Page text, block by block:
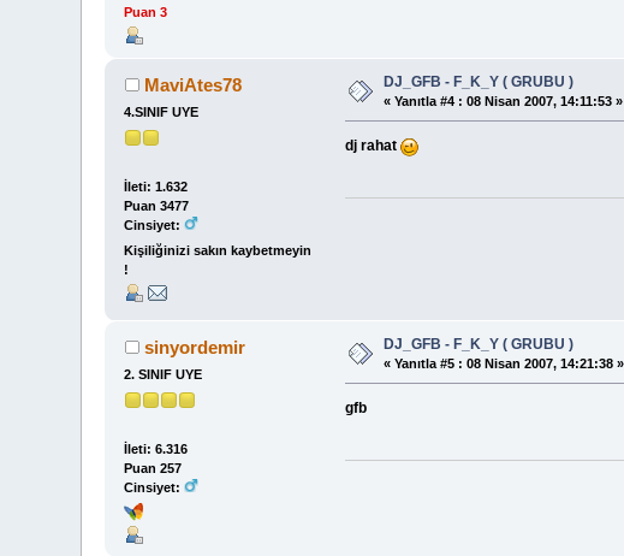
Puan 3
MaviAtes78
4.SINIF UYE
İleti: 1.632
Puan 3477
Cinsiyet:
Kişiliğinizi sakın kaybetmeyin
!
DJ_GFB - F_K_Y ( GRUBU )
«Yanıtla #4 : 08 Nisan 2007, 14:11:53 »
dj rahat
sinyordemir
2. SINIF UYE
İleti: 6.316
Puan 257
Cinsiyet:
DJ_GFB - F_K_Y ( GRUBU )
«Yanıtla #5 : 08 Nisan 2007, 14:21:38 »
gfb